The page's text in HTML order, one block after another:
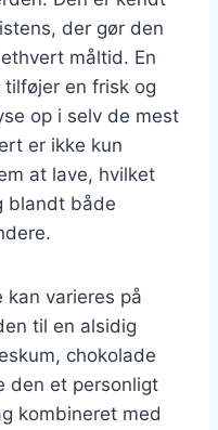
der gør den
måltid. En
en frisk og
op i selv de mest
er ikke kun
at lave, hvilket
blandt både
kan varieres på
til en alsidig
chokolade
den et personligt
kombineret med